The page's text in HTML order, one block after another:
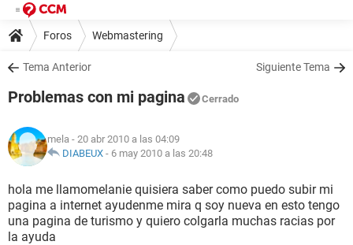
Foros Webmastering
Tema Anterior Siguiente Tema
Problemas con mi pagina Cerrado
mela - 20 abr 2010 a las 04:09
DIABEUX - 6 may 2010 a las 20:48
hola me llamomelanie quisiera saber como puedo subir mi
pagina a internet ayudenme mira q soy nueva en esto tengo
una pagina de turismo y quiero colgarla muchas racias por
la ayuda